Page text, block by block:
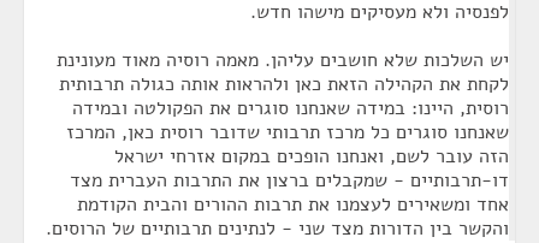
לפנסיה ולא מעסיקים מישהו חדש.
יש השלכות שלא חושבים עליהן. מאמה רוסיה מאוד מעונינת
לקחת את הקהילה הזאת כאן ולהראות אותה כגולה תרבותית
רוסית, היינו: במידה שאנחנו סוגרים את הפקולטה ובמידה
שאנחנו סוגרים כל מרכז תרבותי שדובר רוסית כאן, המרכז
הזה עובר לשם, ואנחנו הופכים במקום אזרחי ישראל
דו-תרבותיים - שמקבלים ברצון את התרבות העברית מצד
אחד ומשאירים לעצמנו את תרבות ההורים והבית הקודמת
והקשר בין הדורות מצד שני - לנתינים תרבותיים של הרוסים.